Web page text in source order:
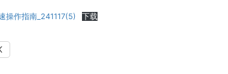
操作指南_241117(5) 下载